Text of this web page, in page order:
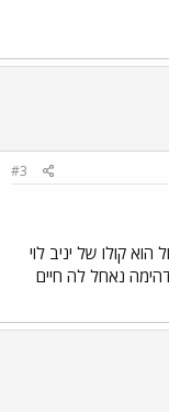
#3
קולו של יניב לוי
נאחל לה חיים